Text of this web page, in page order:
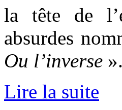
la tête de
absurdes
Ou l’inverse ».
Lire la suite